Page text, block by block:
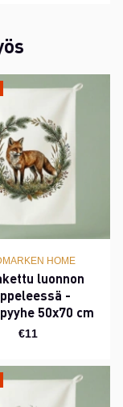
HOME
luonnon
-
50x70 cm
€11